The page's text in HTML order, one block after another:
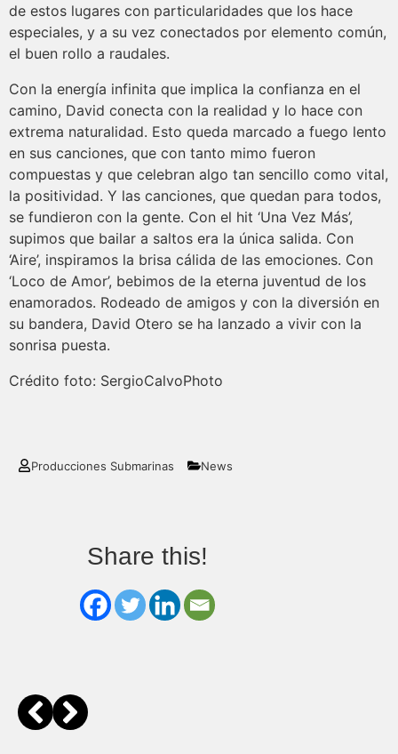
de estos lugares con particularidades que los hace
especiales, y a su vez conectados por elemento común,
el buen rollo a raudales.
Con la energía infinita que implica la confianza en el
camino, David conecta con la realidad y lo hace con
extrema naturalidad. Esto queda marcado a fuego lento
en sus canciones, que con tanto mimo fueron
compuestas y que celebran algo tan sencillo como vital,
la positividad. Y las canciones, que quedan para todos,
se fundieron con la gente. Con el hit ‘Una Vez Más’,
supimos que bailar a saltos era la única salida. Con
‘Aire’, inspiramos la brisa cálida de las emociones. Con
‘Loco de Amor’, bebimos de la eterna juventud de los
enamorados. Rodeado de amigos y con la diversión en
su bandera, David Otero se ha lanzado a vivir con la
sonrisa puesta.
Crédito foto: SergioCalvoPhoto
Producciones Submarinas News
Share this!